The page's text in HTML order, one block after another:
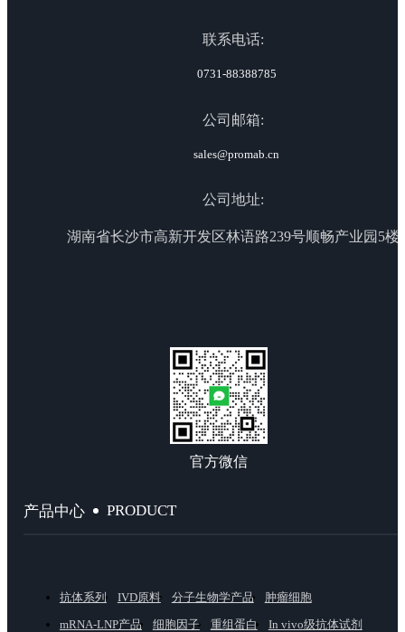
联系电话:
0731-88388785
公司邮箱:
sales@promab.cn
公司地址:
湖南省长沙市高新开发区林语路239号顺畅产业园5楼
官方微信
产品中心 PRODUCT
抗体系列 IVD原料 分子生物学产品
肿瘤细胞
mRNA-LNP产品
细胞因子 重组蛋白 In vivo级抗体试剂